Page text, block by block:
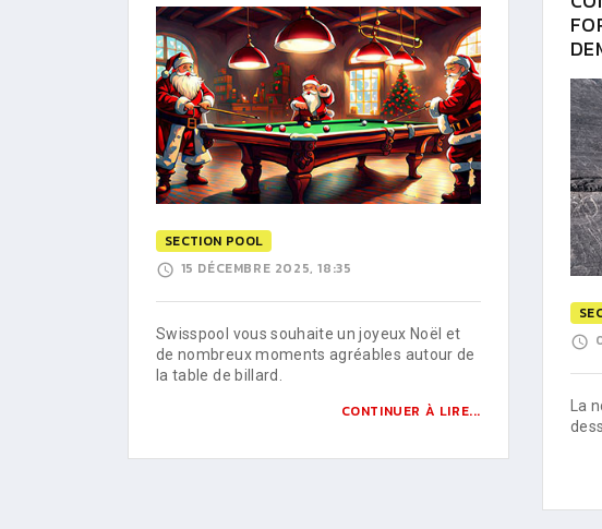
SECTION POOL
15 DÉCEMBRE 2025, 18:35
Swisspool vous souhaite un joyeux Noël et
de nombreux moments agréables autour de
la table de billard.
CONTINUER À LIRE...
La